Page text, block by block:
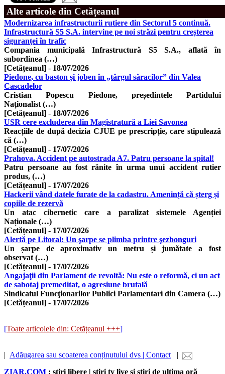
Alte articole din Cetățeanul
Modernizarea infrastructurii rutiere din Sectorul 5 continuă.
Infrastructură S5 S.A. intervine pe noi străzi pentru creșterea
siguranței în trafic
Compania municipală Infrastructură S5 S.A., aflată în
subordinea (…)
[Cetățeanul] - 18/07/2026
Piedone, cu baston și joben în „târgul săracilor” din Valea
Cascadelor
Cristian Popescu Piedone, președintele Partidului
Naționalist (…)
[Cetățeanul] - 18/07/2026
USR cere excluderea din Magistratură a Liei Savonea
Reacțiile de după decizia CJUE pe prescripție, care stipulează
că (…)
[Cetățeanul] - 17/07/2026
Prahova. Accident pe autostrada A7. Patru persoane la spital!
Patru persoane au fost rănite în urma unui accident rutier
produs, (…)
[Cetățeanul] - 17/07/2026
Hackerii vând datele furate de la cadastru. Amenință că șterg și
copiile de rezervă
Un atac cibernetic care a paralizat sistemele Agenției
Naționale (…)
[Cetățeanul] - 17/07/2026
Alertă pe Litoral: Un şarpe se plimba printre şezbonguri
Un șarpe de aproximativ un metru și jumătate a fost
observat (…)
[Cetățeanul] - 17/07/2026
Angajaţii din Parlament de revoltă: Nu este o reformă, ci un act
de sabotaj premeditat, o agresiune brutală
Sindicatul Funcţionarilor Publici Parlamentari din Camera (…)
[Cetățeanul] - 17/07/2026
[Toate articolele din: Cetățeanul +++]
| Adăugarea sau scoaterea conținutului dvs | Contact |
ZIAR.COM : știri libere | știri tv live și știri de ultima oră